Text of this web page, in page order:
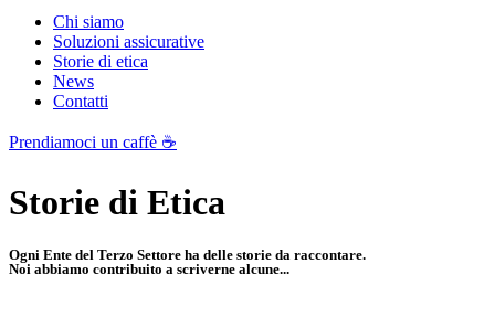
Chi siamo
Soluzioni assicurative
Storie di etica
News
Contatti
Prendiamoci un caffè ☕️
Storie di Etica
Ogni Ente del Terzo Settore ha delle storie da raccontare.
Noi abbiamo contribuito a scriverne alcune...